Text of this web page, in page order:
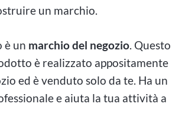
un marchio.
è un marchio del negozio. Questo
è realizzato appositamente
ed è venduto solo da te. Ha un
e aiuta la tua attività a